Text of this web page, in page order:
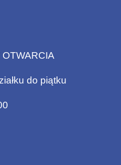
do piątku